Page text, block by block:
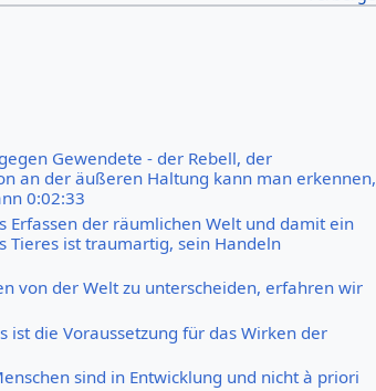
Gewendete - der Rebell, der
an der äußeren Haltung kann man erkennen,
0:02:33
der räumlichen Welt und damit ein
Tieres ist traumartig, sein Handeln
von der Welt zu unterscheiden, erfahren wir
ist die Voraussetzung für das Wirken der
sind in Entwicklung und nicht à priori